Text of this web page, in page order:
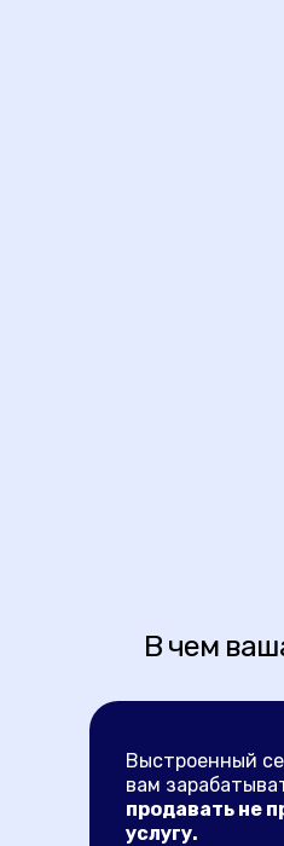
В чем
Выстроенный
вам
продавать не
услугу.